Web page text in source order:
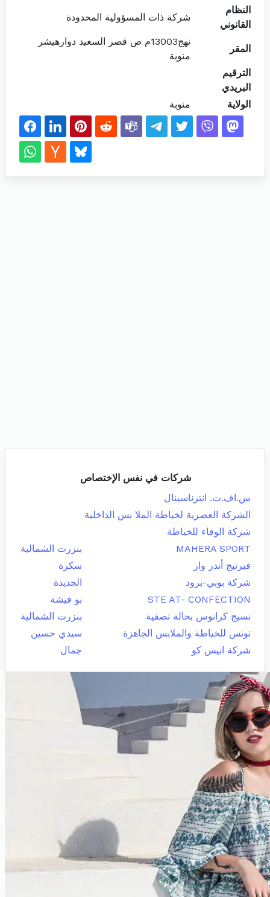
النظام
القانوني
شركة ذات المسؤولية المحدودة
المقر
نهج13003م ص قصر السعيد دوارهيشر
منوبة
الترقيم
البريدي
الولاية
منوبة
شركات في نفس الإختصاص
س.اف.ت. انترناسينال
الشركة العصرية لخياطة الملا بس الداخلية
شركة الوفاء للخياطة
MAHERA SPORT
بنزرت الشمالية
فيرتيج أندر وار
سكرة
شركة بوبي-برود
الجديدة
STE AT- CONFECTION
بو فيشة
نسيج كراتوس بحالة تصفية
بنزرت الشمالية
تونس للخياطة والملابس الجاهزة
سيدي حسين
شركة انيس كو
جمال